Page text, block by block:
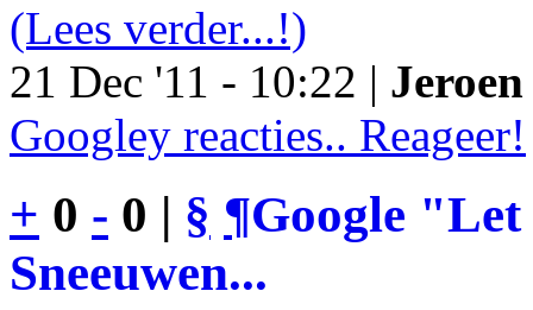
(Lees verder...!)
21 Dec '11 - 10:22 |
Googley reacties.. Reageer!
+ 0 - 0 | § ¶Google
Sneeuwen...